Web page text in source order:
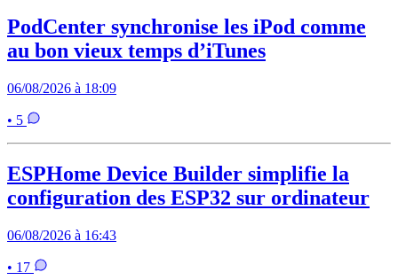
PodCenter synchronise les iPod comme
au bon vieux temps d’iTunes
06/08/2026 à 18:09
• 5
ESPHome Device Builder simplifie la
configuration des ESP32 sur ordinateur
06/08/2026 à 16:43
• 17